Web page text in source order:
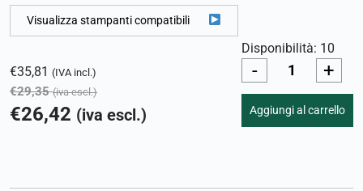
Visualizza stampanti compatibili
€35,81 (IVA incl.)
€29,35 (iva escl.)
€26,42 (iva escl.)
Disponibilità: 10
- +
Aggiungi al carrello